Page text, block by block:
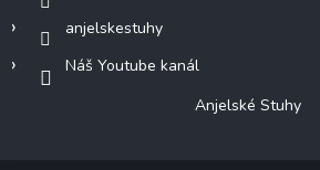
anjelskestuhy
Náš Youtube kanál
Anjelské Stuhy